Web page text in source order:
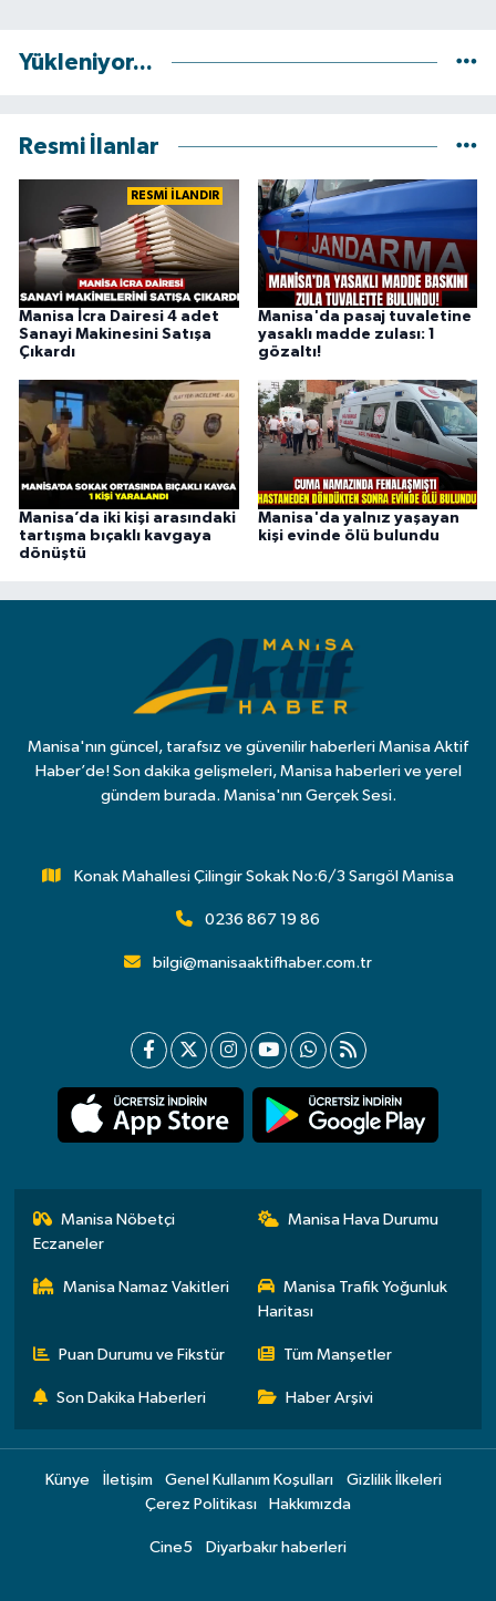
Yükleniyor...
Resmi İlanlar
RESMİ İLANDIR
Manisa İcra Dairesi 4 adet
Sanayi Makinesini Satışa
Çıkardı
Manisa'da pasaj tuvaletine
yasaklı madde zulası: 1
gözaltı!
Manisa’da iki kişi arasındaki
tartışma bıçaklı kavgaya
dönüştü
Manisa'da yalnız yaşayan
kişi evinde ölü bulundu
Manisa'nın güncel, tarafsız ve güvenilir haberleri Manisa Aktif
Haber’de! Son dakika gelişmeleri, Manisa haberleri ve yerel
gündem burada. Manisa'nın Gerçek Sesi.
Konak Mahallesi Çilingir Sokak No:6/3 Sarıgöl Manisa
0236 867 19 86
bilgi@manisaaktifhaber.com.tr
Manisa Nöbetçi
Eczaneler
Manisa Hava Durumu
Manisa Namaz Vakitleri
Manisa Trafik Yoğunluk
Haritası
Puan Durumu ve Fikstür Tüm Manşetler
Son Dakika Haberleri Haber Arşivi
Künye İletişim Genel Kullanım Koşulları
Gizlilik İlkeleri
Çerez Politikası
Hakkımızda
Cine5 Diyarbakır haberleri